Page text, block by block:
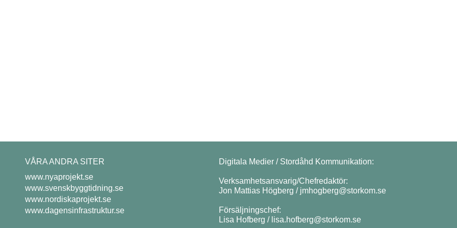
VÅRA ANDRA SITER
www.nyaprojekt.se
www.svenskbyggtidning.se
www.nordiskaprojekt.se
www.dagensinfrastruktur.se
Digitala Medier / Stordåhd Kommunikation:
Verksamhetsansvarig/Chefredaktör:
Jon Mattias Högberg / jmhogberg@storkom.se
Försäljningschef:
Lisa Hofberg / lisa.hofberg@storkom.se